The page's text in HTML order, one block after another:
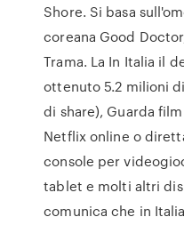
Shore. Si basa
coreana Good
Trama. La In Italia il
ottenuto 5.2 milioni
di share), Guarda
Netflix online o
console per
tablet e molti altri
comunica che in